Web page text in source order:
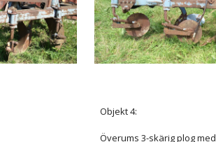
Objekt 4:
Överums 3-skärig plog med